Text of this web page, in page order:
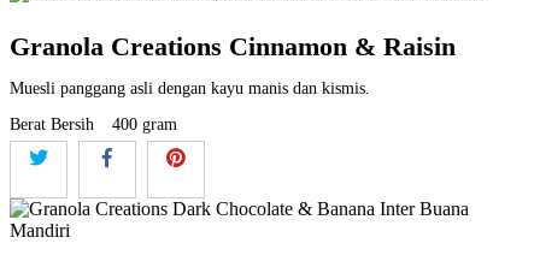
Granola Creations Cinnamon & Raisin
Muesli panggang asli dengan kayu manis dan kismis.
Berat Bersih
400 gram